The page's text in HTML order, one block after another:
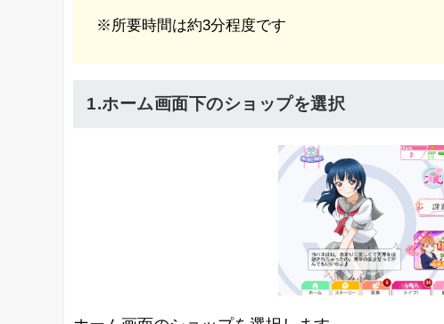
※所要時間は約3分程度です
1.ホーム画面下のショップを選択